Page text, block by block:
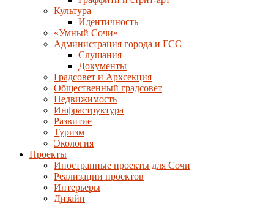
Культура
Идентичность
«Умный Сочи»
Администрация города и ГСС
Слушания
Документы
Градсовет и Архсекция
Общественный градсовет
Недвижимость
Инфраструктура
Развитие
Туризм
Экология
Проекты
Иностранные проекты для Сочи
Реализации проектов
Интерьеры
Дизайн